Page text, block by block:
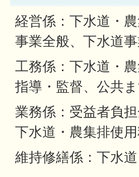
経営係：下水道・
事業全般、下水道
工務係：下水道・
指導・監督、公共
業務係：受益者負
下水道・農集排使
維持修繕係：下水